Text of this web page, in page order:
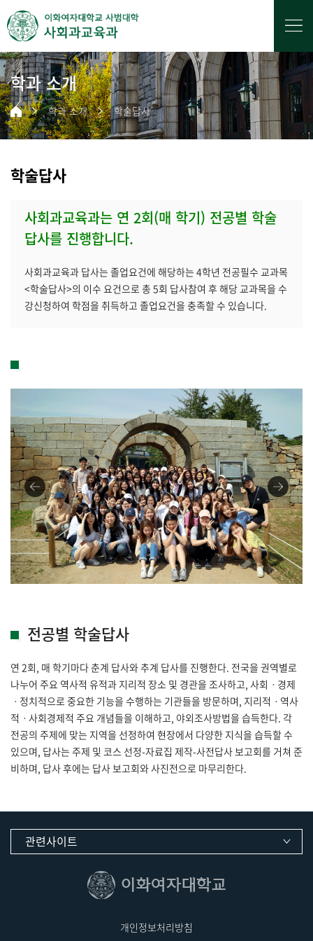
학과 소개
학과 소개 학술답사
학술답사
사회과교육과는 연 2회(매 학기) 전공별 학술
답사를 진행합니다.
사회과교육과 답사는 졸업요건에 해당하는 4학년 전공필수 교과목
<학술답사>의 이수 요건으로 총 5회 답사참여 후 해당 교과목을 수
강신청하여 학점을 취득하고 졸업요건을 충족할 수 있습니다.
전공별 학술답사
연 2회, 매 학기마다 춘계 답사와 추계 답사를 진행한다. 전국을 권역별로
나누어 주요 역사적 유적과 지리적 장소 및 경관을 조사하고, 사회ㆍ경제
ㆍ정치적으로 중요한 기능을 수행하는 기관들을 방문하며, 지리적ㆍ역사
적ㆍ사회경제적 주요 개념들을 이해하고, 야외조사방법을 습득한다. 각
전공의 주제에 맞는 지역을 선정하여 현장에서 다양한 지식을 습득할 수
있으며, 답사는 주제 및 코스 선정-자료집 제작-사전답사 보고회를 거쳐 준
비하며, 답사 후에는 답사 보고회와 사진전으로 마무리한다.
관련사이트
개인정보처리방침